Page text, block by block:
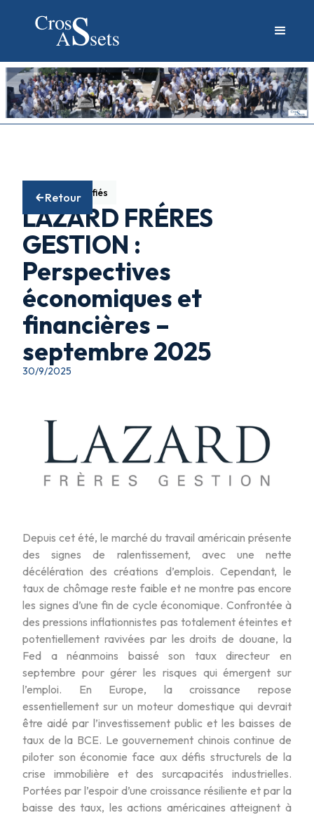
Retour
Fonds diversifiés
LAZARD FRÉRES
GESTION :
Perspectives
économiques et
financières –
septembre 2025
30/9/2025
Depuis cet été, le marché du travail américain présente
des signes de ralentissement, avec une nette
décélération des créations d’emplois. Cependant, le
taux de chômage reste faible et ne montre pas encore
les signes d’une fin de cycle économique. Confrontée à
des pressions inflationnistes pas totalement éteintes et
potentiellement ravivées par les droits de douane, la
Fed a néanmoins baissé son taux directeur en
septembre pour gérer les risques qui émergent sur
l’emploi. En Europe, la croissance repose
essentiellement sur un moteur domestique qui devrait
être aidé par l’investissement public et les baisses de
taux de la BCE. Le gouvernement chinois continue de
piloter son économie face aux défis structurels de la
crise immobilière et des surcapacités industrielles.
Portées par l’espoir d’une croissance résiliente et par la
baisse des taux, les actions américaines atteignent à